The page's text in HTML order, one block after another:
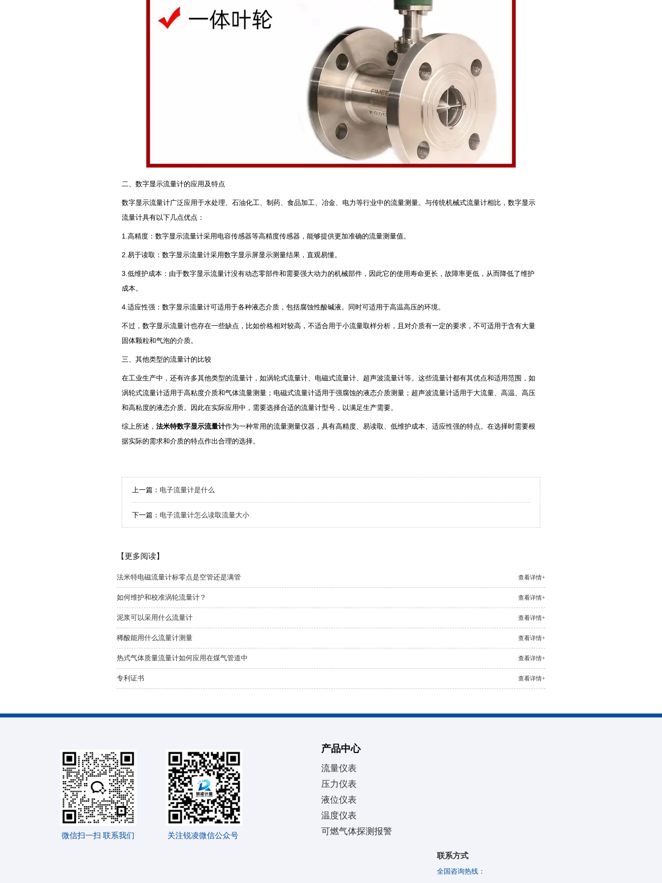
二、数字显示流量计的应用及特点
数字显示流量计广泛应用于水处理、石油化工、制药、食品加工、冶金、电力等行业中的流量测量。与传统机械式流量计相比，数字显示
流量计具有以下几点优点：
1.高精度：数字显示流量计采用电容传感器等高精度传感器，能够提供更加准确的流量测量值。
2.易于读取：数字显示流量计采用数字显示屏显示测量结果，直观易懂。
3.低维护成本：由于数字显示流量计没有动态零部件和需要强大动力的机械部件，因此它的使用寿命更长，故障率更低，从而降低了维护
成本。
4.适应性强：数字显示流量计可适用于各种液态介质，包括腐蚀性酸碱液。同时可适用于高温高压的环境。
不过，数字显示流量计也存在一些缺点，比如价格相对较高，不适合用于小流量取样分析，且对介质有一定的要求，不可适用于含有大量
固体颗粒和气泡的介质。
三、其他类型的流量计的比较
在工业生产中，还有许多其他类型的流量计，如涡轮式流量计、电磁式流量计、超声波流量计等。这些流量计都有其优点和适用范围，如
涡轮式流量计适用于高粘度介质和气体流量测量；电磁式流量计适用于强腐蚀的液态介质测量；超声波流量计适用于大流量、高温、高压
和高粘度的液态介质。因此在实际应用中，需要选择合适的流量计型号，以满足生产需要。
综上所述， 法米特数字显示流量计作为一种常用的流量测量仪器，具有高精度、易读取、低维护成本、适应性强的特点。在选择时需要根
据实际的需求和介质的特点作出合理的选择。
上一篇： 电子流量计是什么
下一篇： 电子流量计怎么读取流量大小
【更多阅读】
查看详情+
法米特电磁流量计标零点是空管还是满管
查看详情+
如何维护和校准涡轮流量计？
查看详情+
泥浆可以采用什么流量计
查看详情+
稀酸能用什么流量计测量
查看详情+
热式气体质量流量计如何应用在煤气管道中
查看详情+
专利证书
微信扫一扫 联系我们 关注锐凌微信公众号
产品中心
流量仪表
压力仪表
液位仪表
温度仪表
可燃气体探测报警
联系方式
全国咨询热线：